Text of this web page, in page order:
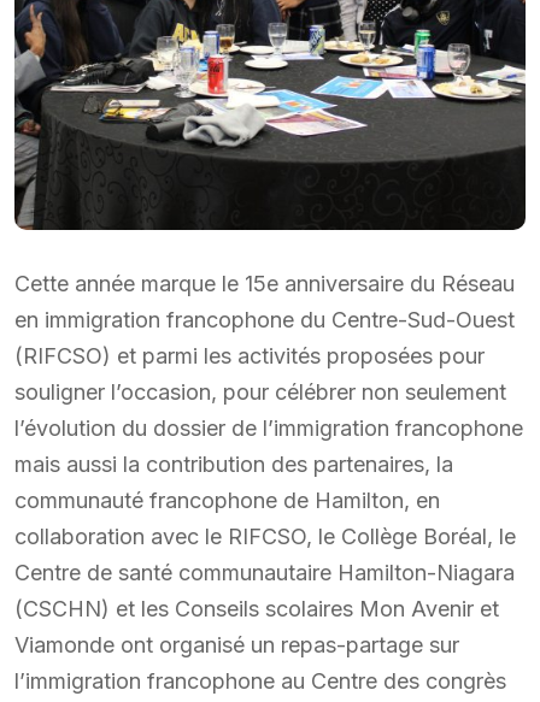
Cette année marque le 15e anniversaire du Réseau
en immigration francophone du Centre-Sud-Ouest
(RIFCSO) et parmi les activités proposées pour
souligner l’occasion, pour célébrer non seulement
l’évolution du dossier de l’immigration francophone
mais aussi la contribution des partenaires, la
communauté francophone de Hamilton, en
collaboration avec le RIFCSO, le Collège Boréal, le
Centre de santé communautaire Hamilton-Niagara
(CSCHN) et les Conseils scolaires Mon Avenir et
Viamonde ont organisé un repas-partage sur
l’immigration francophone au Centre des congrès